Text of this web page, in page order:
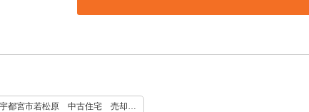
[宇都宮市若松原 中古住宅 売却査定のご依頼を承りました] 次の記事 ＞